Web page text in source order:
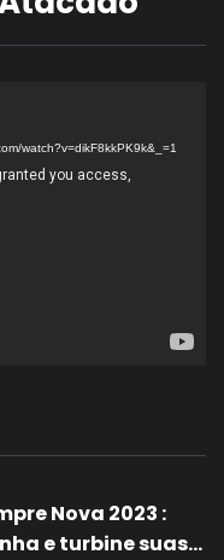
watch?v=dikF8kkPK9k&_=1
Nova 2023 :
e turbine suas